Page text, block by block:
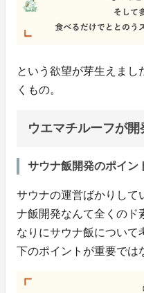
という欲望が芽生えまし
くもの。
ウエマチルーフが
サウナ飯開発のポイン
サウナの運営ばかりして
ナ飯開発なんて全くのド
なりにサウナ飯について
下のポイントが重要では